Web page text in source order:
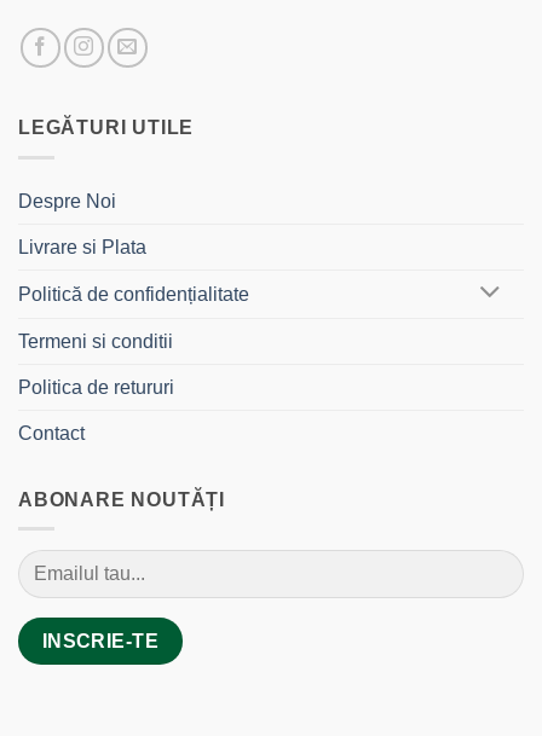
LEGĂTURI UTILE
Despre Noi
Livrare si Plata
Politică de confidențialitate
Termeni si conditii
Politica de retururi
Contact
ABONARE NOUTĂȚI